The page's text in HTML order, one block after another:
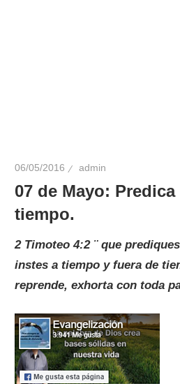
06/05/2016 admin
07 de Mayo:
tiempo.
2 Timoteo 4:2 ¨ que
instes a tiempo y fuera de
reprende, exhorta con toda